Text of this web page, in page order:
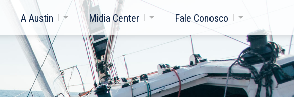
A Austin Midia Center Fale Conosco